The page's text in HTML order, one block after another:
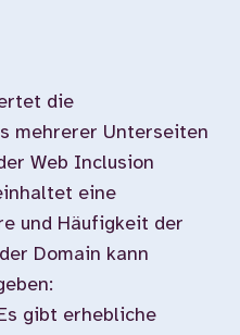
die
mehrerer Unterseiten
Web Inclusion
eine
und Häufigkeit der
Domain kann
gibt erhebliche